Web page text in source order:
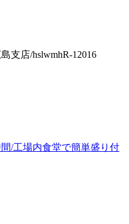
支店/hslwmhR-12016
/工場内食堂で簡単盛り付